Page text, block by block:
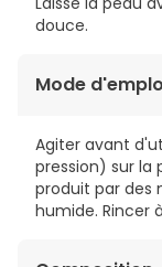
douce.
Mode
Agiter avant
pression) sur la
produit par des
humide. Rincer